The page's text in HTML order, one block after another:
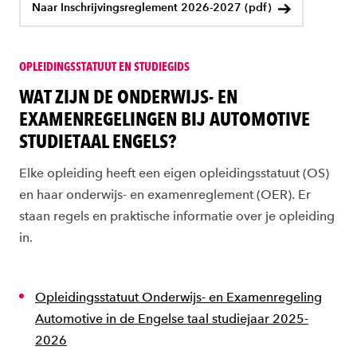
Naar Inschrijvingsreglement 2026-2027 (pdf)
OPLEIDINGSSTATUUT EN STUDIEGIDS
WAT ZIJN DE ONDERWIJS- EN
EXAMENREGELINGEN BIJ AUTOMOTIVE
STUDIETAAL ENGELS?
Elke opleiding heeft een eigen opleidingsstatuut (OS)
en haar onderwijs- en examenreglement (OER). Er
staan regels en praktische informatie over je opleiding
in.
Opleidingsstatuut Onderwijs- en Examenregeling
Automotive in de Engelse taal studiejaar 2025-
2026